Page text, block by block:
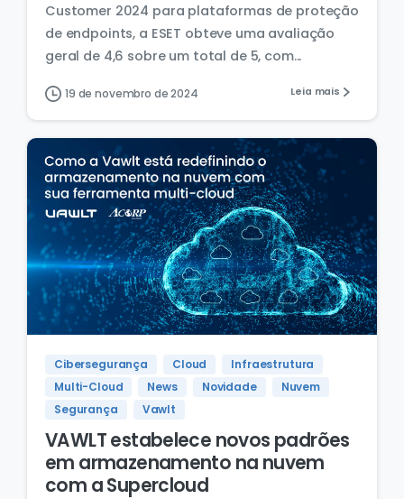
Customer 2024 para plataformas de proteção
de endpoints, a ESET obteve uma avaliação
geral de 4,6 sobre um total de 5, com...
19 de novembro de 2024 Leia mais
Cibersegurança Cloud
Infraestrutura
Multi-Cloud
News Novidade
Nuvem
Segurança
Vawlt
VAWLT estabelece novos padrões
em armazenamento na nuvem
com a Supercloud